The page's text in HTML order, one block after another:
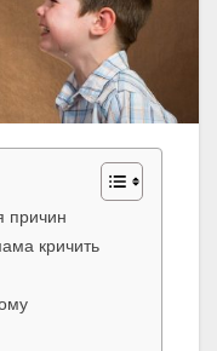
причин
кричить